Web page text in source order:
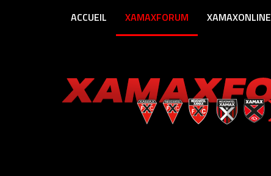
ACCUEIL XAMAXFORUM XAMAXONLINE